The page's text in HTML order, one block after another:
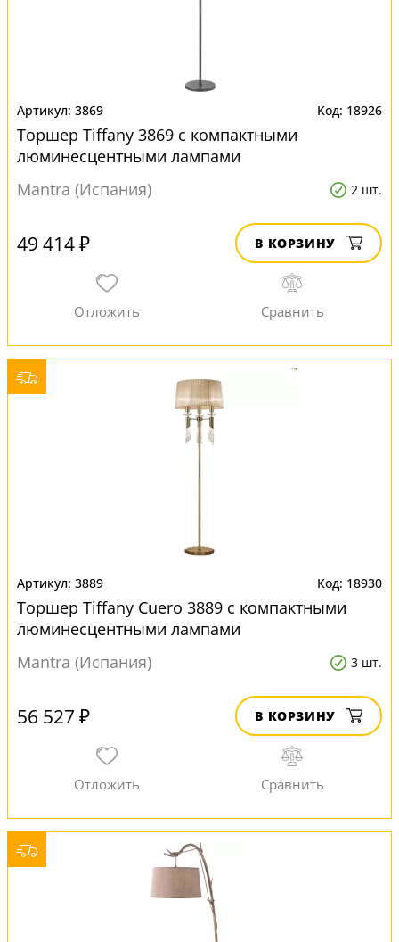
3869 18926
Торшер Tiffany 3869 с компактными
люминесцентными лампами
Mantra (Испания)
2 шт.
49 414 ₽ В КОРЗИНУ
3889 18930
Торшер Tiffany Cuero 3889 с компактными
люминесцентными лампами
Mantra (Испания)
3 шт.
56 527 ₽ В КОРЗИНУ